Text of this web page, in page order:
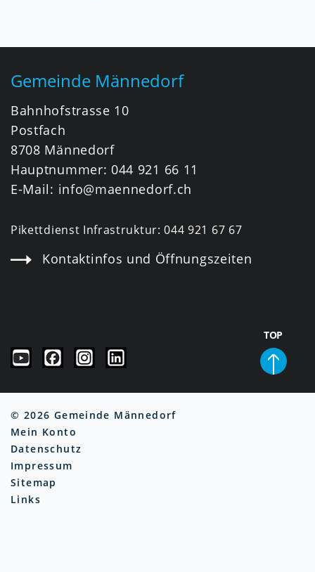
Gemeinde Männedorf
Bahnhofstrasse 10
Postfach
8708 Männedorf
Hauptnummer: 044 921 66 11
E-Mail: info@maennedorf.ch
Pikettdienst Infrastruktur:044 921 67 67
Kontaktinfos und Öffnungszeiten
© 2026 Gemeinde Männedorf
Mein Konto
Datenschutz
Impressum
Sitemap
Links
TOP